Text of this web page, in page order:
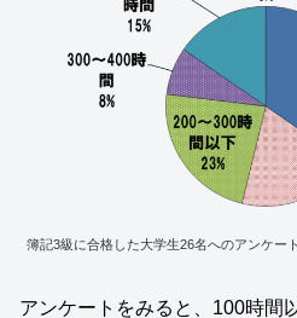
簿記3級に合格した大学生26名へのアンケー
アンケートをみると、100時間